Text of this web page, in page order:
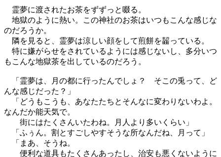
霊夢に渡されたお茶をずずっと啜る。
地獄のように熱い。この神社のお茶はいつもこんな感じな
のだろうか。
隣を見ると、霊夢は涼しい顔をして煎餅を齧っている。
特に嫌がらせをされているようには感じないし、多分いつ
もこんな地獄茶を出しているのだろう。
「霊夢は、月の都に行ったんでしょ？ そこの兎って、ど
んな感じだった？」
「どうもこうも、あなたたちとそんなに変わりないわよ。
なんだか能天気で。
街にはたくさんいたわね。月人より多いくらい」
「ふぅん。割とすごしやすそうな所なんだね、月って」
「まあ、そうね。
便利な道具もたくさんあったし、治安も悪くないように